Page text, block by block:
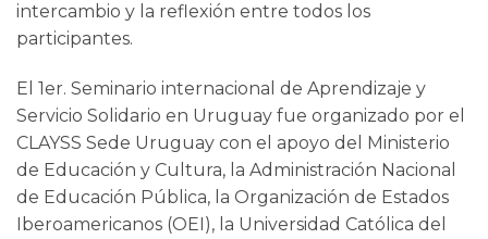
intercambio y la reflexión entre todos los
participantes.
El 1er. Seminario internacional de Aprendizaje y
Servicio Solidario en Uruguay fue organizado por el
CLAYSS Sede Uruguay con el apoyo del Ministerio
de Educación y Cultura, la Administración Nacional
de Educación Pública, la Organización de Estados
Iberoamericanos (OEI), la Universidad Católica del